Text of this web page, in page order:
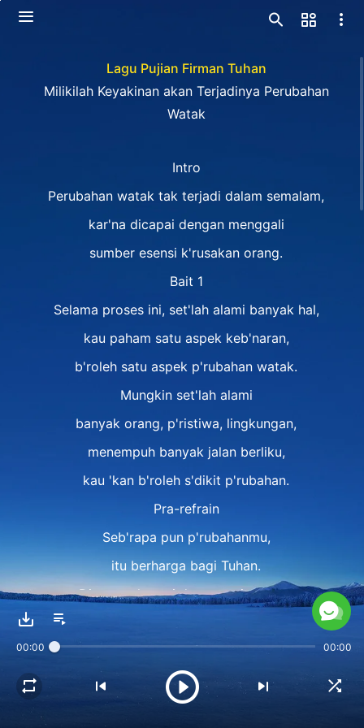
Lagu Pujian Firman Tuhan
Milikilah Keyakinan akan Terjadinya Perubahan
Watak
Intro
Perubahan watak tak terjadi dalam semalam,
kar'na dicapai dengan menggali
sumber esensi k'rusakan orang.
Bait 1
Selama proses ini, set'lah alami banyak hal,
kau paham satu aspek keb'naran,
b'roleh satu aspek p'rubahan watak.
Mungkin set'lah alami
banyak orang, p'ristiwa, lingkungan,
menempuh banyak jalan berliku,
kau 'kan b'roleh s'dikit p'rubahan.
Pra-refrain
Seb'rapa pun p'rubahanmu,
itu berharga bagi Tuhan.
Dia menghargai dan mengingatnya
Tuhan menyelidiki hati; Dia tahu k'lemahanmu,
tahu apa yang kau inginkan,
terlebih lagi yang kau butuhkan.
00:00 00:00